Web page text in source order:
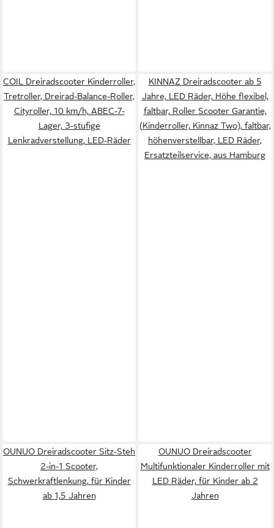
COIL Dreiradscooter Kinderroller,
Tretroller, Dreirad-Balance-Roller,
Cityroller, 10 km/h, ABEC-7-
Lager, 3-stufige
Lenkradverstellung, LED-Räder
KINNAZ Dreiradscooter ab 5
Jahre, LED Räder, Höhe flexibel,
faltbar, Roller Scooter Garantie,
(Kinderroller, Kinnaz Two), faltbar,
höhenverstellbar, LED Räder,
Ersatzteilservice, aus Hamburg
OUNUO Dreiradscooter Sitz-Steh
2-in-1 Scooter,
Schwerkraftlenkung, für Kinder
ab 1,5 Jahren
OUNUO Dreiradscooter
Multifunktionaler Kinderroller mit
LED Räder, für Kinder ab 2
Jahren